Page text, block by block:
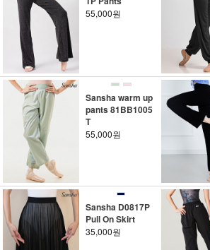
55,000원
Sansha warm up
pants 81BB1005
T
55,000원
Sansha D0817P
Pull On Skirt
35,000원